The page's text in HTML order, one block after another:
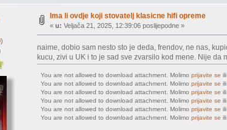
)
Ima li ovdje koji stovatelj klasicne hifi opreme
«u: Veljača 21, 2025, 12:39:06 poslijepodne »
naime, dobio sam nesto sto je deda, frendov, ne nas,
kucu, zivi u UK i to je sad sve zvarsilo kod mene. Nije
You are not allowed to download attachment. Molimo prijavite se ili
You are not allowed to download attachment. Molimo prijavite se ili
You are not allowed to download attachment. Molimo prijavite se ili
You are not allowed to download attachment. Molimo prijavite se ili
You are not allowed to download attachment. Molimo prijavite se ili
You are not allowed to download attachment. Molimo prijavite se ili